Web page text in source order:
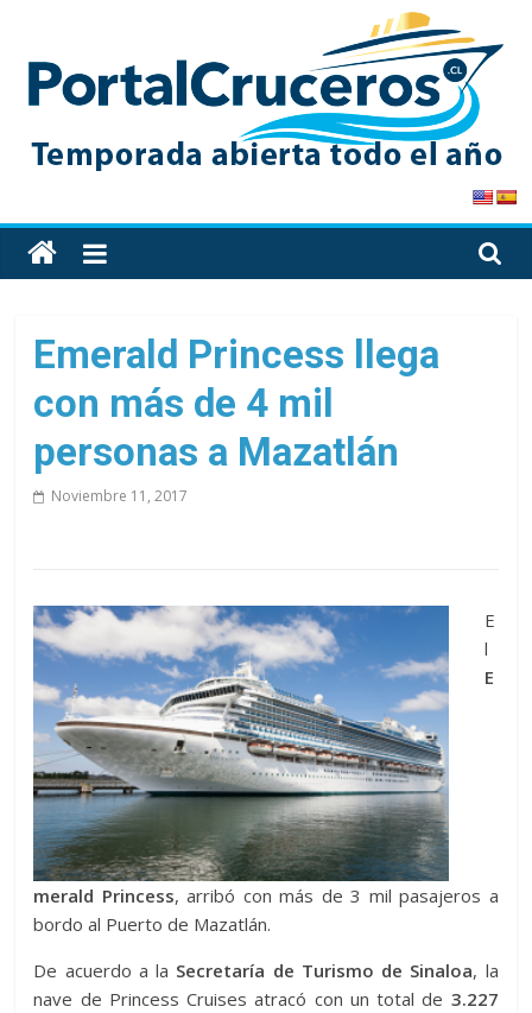
content
PortalCruceros
Toda
la
de
cruceros
en
solo
sitio
Emerald Princess llega
con más de 4 mil
personas a Mazatlán
Noviembre 11, 2017
E
l
E
merald Princess, arribó con más de 3 mil pasajeros a
bordo al Puerto de Mazatlán.
De acuerdo a la Secretaría de Turismo de Sinaloa, la
nave de Princess Cruises atracó con un total de 3.227